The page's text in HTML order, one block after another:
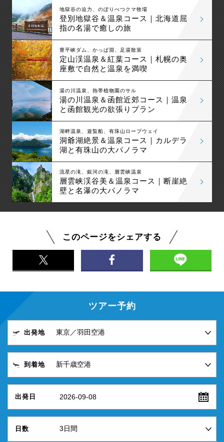
地獄谷の迫力、のぼりべつクマ牧場
登別地獄谷＆温泉コース｜北海道屈
指の名湯で癒しの旅
豊平峡ダム、かっぱ淵、足湯散策
定山渓温泉＆紅葉コース｜札幌の奥
座敷で自然と温泉を満喫
湯の川温泉、熱帯植物園のサル
湯の川温泉＆函館近郊コース｜温泉
と函館観光の欲張りプラン
湖畔温泉、遊覧船、有珠山ロープウェイ
洞爺湖絶景＆温泉コース｜カルデラ
湖と有珠山の大パノラマ
流星の滝、銀河の滝、層雲峡温泉
層雲峡渓谷美＆温泉コース｜断崖絶
壁と名瀑の大パノラマ
このページをシェアする
ツアー予約
出発地
到着地
出発日 2026-09-08
日数